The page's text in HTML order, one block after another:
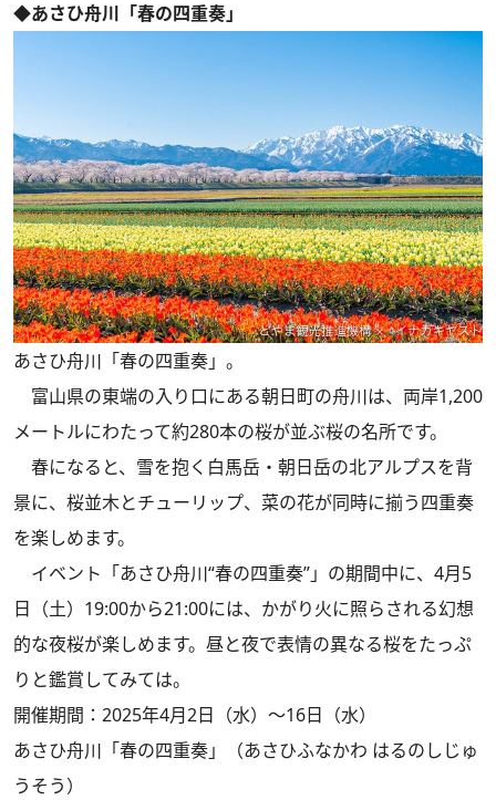
◆あさひ舟川「春の四重奏」
あさひ舟川「春の四重奏」。
富山県の東端の入り口にある朝日町の舟川は、両岸1,200
メートルにわたって約280本の桜が並ぶ桜の名所です。
春になると、雪を抱く白馬岳・朝日岳の北アルプスを背
景に、桜並木とチューリップ、菜の花が同時に揃う四重奏
を楽しめます。
イベント「あさひ舟川“春の四重奏”」の期間中に、4月5
日（土）19:00から21:00には、かがり火に照らされる幻想
的な夜桜が楽しめます。昼と夜で表情の異なる桜をたっぷ
りと鑑賞してみては。
開催期間：2025年4月2日（水）～16日（水）
あさひ舟川「春の四重奏」（あさひふなかわ はるのしじゅ
うそう）